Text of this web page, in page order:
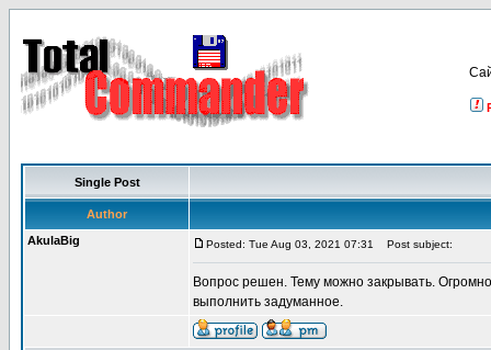
Single Post
Author
AkulaBig
Posted: Tue Aug 03, 2021 07:31 Post subject:
Вопрос решен. Тему можно закрывать.
выполнить задуманное.